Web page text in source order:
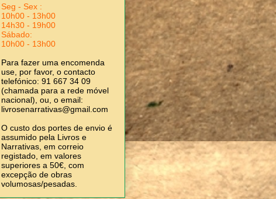
Seg - Sex :
10h00 - 13h00
14h30 - 19h00
Sábado:
10h00 - 13h00
Para fazer uma encomenda
use, por favor, o contacto
telefónico: 91 667 34 09
(chamada para a rede móvel
nacional), ou, o email:
livrosenarrativas@gmail.com
O custo dos portes de envio é
assumido pela Livros e
Narrativas, em correio
registado, em valores
superiores a 50€, com
excepção de obras
volumosas/pesadas.